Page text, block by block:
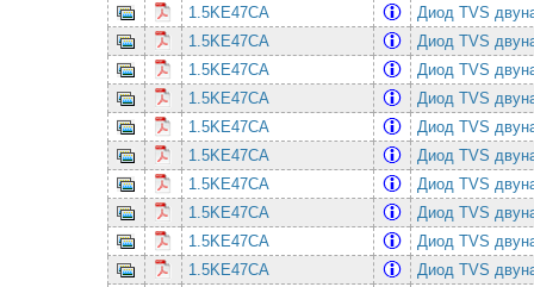
1.5KE47CA
Диод TVS
1.5KE47CA
Диод TVS
1.5KE47CA
Диод TVS
1.5KE47CA
Диод TVS
1.5KE47CA
Диод TVS
1.5KE47CA
Диод TVS
1.5KE47CA
Диод TVS
1.5KE47CA
Диод TVS
1.5KE47CA
Диод TVS
1.5KE47CA
Диод TVS